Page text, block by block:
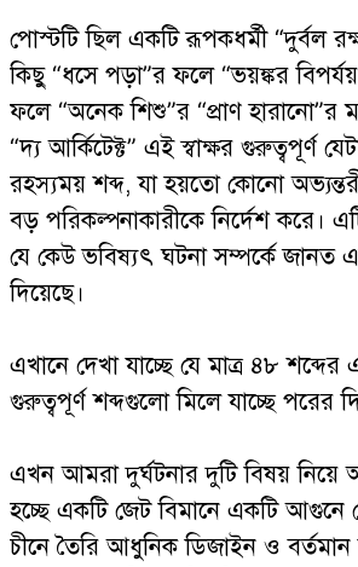
পোস্টটি ছিল একটি রূপকধর্মী “দুর্বল
কিছু “ধসে পড়া”র ফলে “ভয়ঙ্কর
ফলে “অনেক শিশু”র “প্রাণ হারানো”র
“দ্য আর্কিটেক্ট” এই স্বাক্ষর গুরুত্বপূর্ণ
রহস্যময় শব্দ, যা হয়তো কোনো
বড় পরিকল্পনাকারীকে নির্দেশ করে।
যে কেউ ভবিষ্যৎ ঘটনা সম্পর্কে জানত
দিয়েছে।
এখানে দেখা যাচ্ছে যে মাত্র ৪৮ শব্দের
গুরুত্বপূর্ণ শব্দগুলো মিলে যাচ্ছে পরের
এখন আমরা দুর্ঘটনার দুটি বিষয়
হচ্ছে একটি জেট বিমানে একটি
চীনে তৈরি আধুনিক ডিজাইন ও